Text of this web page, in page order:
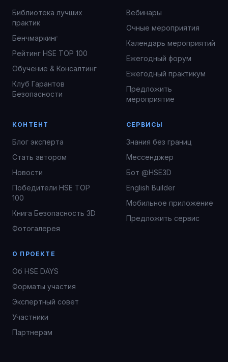
Библиотека лучших
практик
Бенчмаркинг
Рейтинг HSE TOP 100
Обучение & Консалтинг
Клуб Гарантов
Безопасности
Вебинары
Очные мероприятия
Календарь мероприятий
Ежегодный форум
Ежегодный практикум
Предложить
мероприятие
КОНТЕНТ
Блог эксперта
Стать автором
Новости
Победители HSE TOP
100
Книга Безопасность 3D
Фотогалерея
СЕРВИСЫ
Знания без границ
Мессенджер
Бот @HSE3D
English Builder
Мобильное приложение
Предложить сервис
О ПРОЕКТЕ
Об HSE DAYS
Форматы участия
Экспертный совет
Участники
Партнерам